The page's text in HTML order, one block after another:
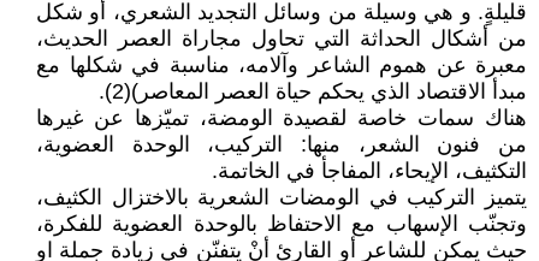
قليلةٍ. و هي وسيلة من وسائل التجديد الشعري، أو شکل
من أشکال الحداثة التي تحاول مجاراة العصر الحديث،
معبرة عن هموم الشاعر وآلامه، مناسبة في شکلها مع
مبدأ الاقتصاد الذي يحکم حياة العصر المعاصر)(2).
هناك سمات خاصة لقصيدة الومضة، تميّزها عن غيرها
من فنون الشعر، منها: الترکيب، الوحدة العضوية،
التكثيف، الإيحاء، المفاجأ في الخاتمة.
يتميز التركيب في الومضات الشعرية بالاختزال الكثيف،
وتجنّب الإسهاب مع الاحتفاظ بالوحدة العضوية للفكرة،
حيث يمكن للشاعر أو القارئ أنْ يتفنّن في زيادة جملة او